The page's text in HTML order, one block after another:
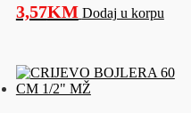
3,57KM Dodaj u korpu